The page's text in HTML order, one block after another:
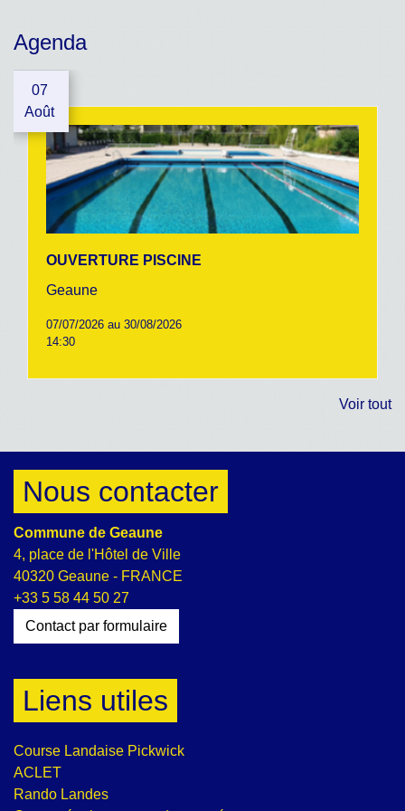
Agenda
07
Août
OUVERTURE PISCINE
Geaune
07/07/2026 au 30/08/2026
14:30
Voir tout
Nous contacter
Commune de Geaune
4, place de l'Hôtel de Ville
40320 Geaune - FRANCE
+33 5 58 44 50 27
Contact par formulaire
Liens utiles
Course Landaise Pickwick
ACLET
Rando Landes